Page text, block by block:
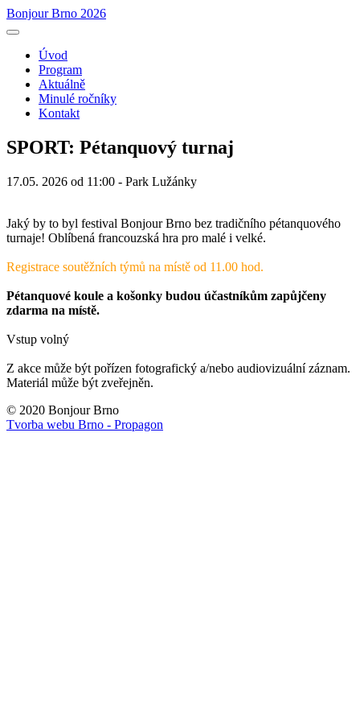
Bonjour Brno 2026
Úvod
Program
Aktuálně
Minulé ročníky
Kontakt
SPORT: Pétanquový turnaj
17.05. 2026 od 11:00 - Park Lužánky
Jaký by to byl festival Bonjour Brno bez tradičního pétanquového
turnaje! Oblíbená francouzská hra pro malé i velké.
Registrace soutěžních týmů na místě od 11.00 hod.
Pétanquové koule a košonky budou účastníkům zapůjčeny
zdarma na místě.
Vstup volný
Z akce může být pořízen fotografický a/nebo audiovizuální záznam.
Materiál může být zveřejněn.
© 2020 Bonjour Brno
Tvorba webu Brno - Propagon